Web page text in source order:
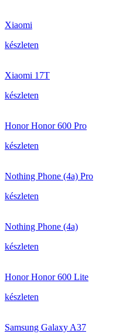
Xiaomi
készleten
Xiaomi 17T
készleten
Honor Honor 600 Pro
készleten
Nothing Phone (4a) Pro
készleten
Nothing Phone (4a)
készleten
Honor Honor 600 Lite
készleten
Samsung Galaxy A37